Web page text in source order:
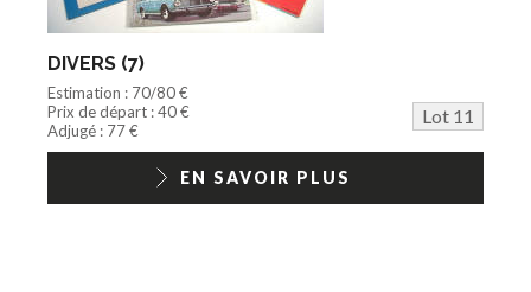
DIVERS (7)
Estimation : 70/80 €
Prix de départ : 40 €
Lot 11
Adjugé : 77 €
EN SAVOIR PLUS